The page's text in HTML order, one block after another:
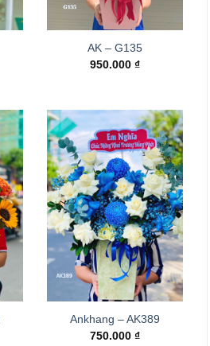
AK – G135
950.000 ₫
Ankhang – AK389
750.000 ₫